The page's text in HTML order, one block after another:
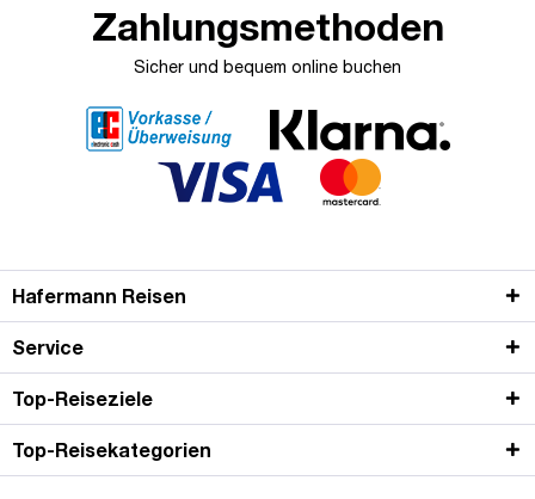
Zahlungsmethoden
Sicher und bequem online buchen
Hafermann Reisen
Service
Top-Reiseziele
Top-Reisekategorien